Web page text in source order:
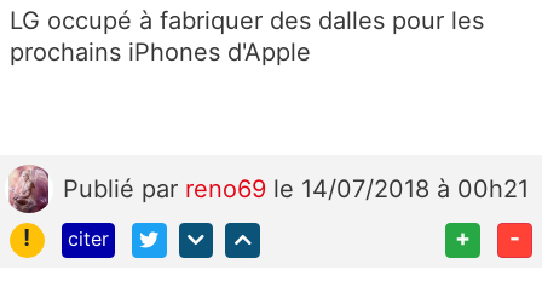
LG occupé à fabriquer des dalles pour les
prochains iPhones d'Apple
Publié par reno69 le 14/07/2018 à 00h21
!
citer + -